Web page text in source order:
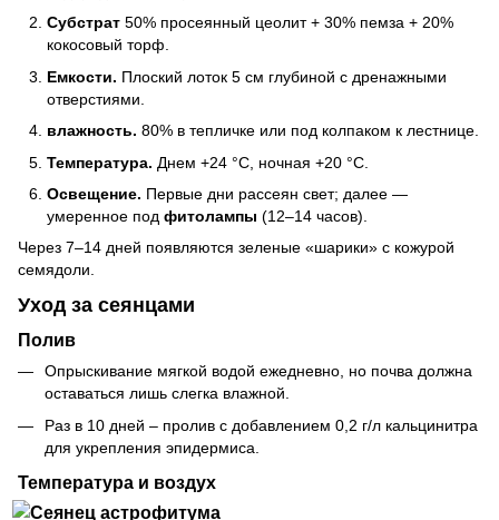
Субстрат 50% просеянный цеолит + 30% пемза + 20%
кокосовый торф.
Емкости. Плоский лоток 5 см глубиной с дренажными
отверстиями.
влажность. 80% в тепличке или под колпаком к лестнице.
Температура. Днем +24 °C, ночная +20 °C.
Освещение. Первые дни рассеян свет; далее —
умеренное под фитолампы (12–14 часов).
Через 7–14 дней появляются зеленые «шарики» с кожурой
семядоли.
Уход за сеянцами
Полив
Опрыскивание мягкой водой ежедневно, но почва должна
оставаться лишь слегка влажной.
Раз в 10 дней – пролив с добавлением 0,2 г/л кальцинитра
для укрепления эпидермиса.
Температура и воздух